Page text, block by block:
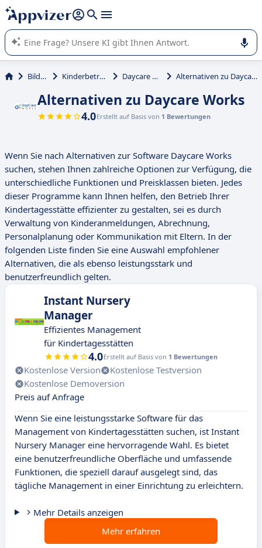
beantworten (mehrere Zeilen mit
Die KI von Appvizer führt Sie bei der Nutzung oder Auswahl
von SaaS-Software in Unternehmen.
Bildung Kinderbetreuung Daycare Works Alternativen zu Daycare Works
Alternativen zu Daycare Works
4.0Erstellt auf Basis von 1 Bewertungen
Wenn Sie nach Alternativen zur Software Daycare Works
suchen, stehen Ihnen zahlreiche Optionen zur Verfügung, die
unterschiedliche Funktionen und Preisklassen bieten. Jedes
dieser Programme kann Ihnen helfen, den Betrieb Ihrer
Kindertagesstätte effizienter zu gestalten, sei es durch
Verwaltung von Kinderanmeldungen, Abrechnung,
Personalplanung oder Kommunikation mit Eltern. In der
folgenden Liste finden Sie eine Auswahl empfohlener
Alternativen, die als ebenso leistungsstark und
benutzerfreundlich gelten.
Instant Nursery
Manager
Effizientes Management
für Kindertagesstätten
4.0Erstellt auf Basis von 1 Bewertungen
Kostenlose Version
Kostenlose Testversion
Kostenlose Demoversion
Preis auf Anfrage
Wenn Sie eine leistungsstarke Software für das
Management von Kindertagesstätten suchen, ist Instant
Nursery Manager eine hervorragende Wahl. Es bietet
eine benutzerfreundliche Oberfläche und umfassende
Funktionen, die speziell darauf ausgelegt sind, das
tägliche Management in einer Einrichtung zu erleichtern.
Mehr Details anzeigen
Mehr erfahren